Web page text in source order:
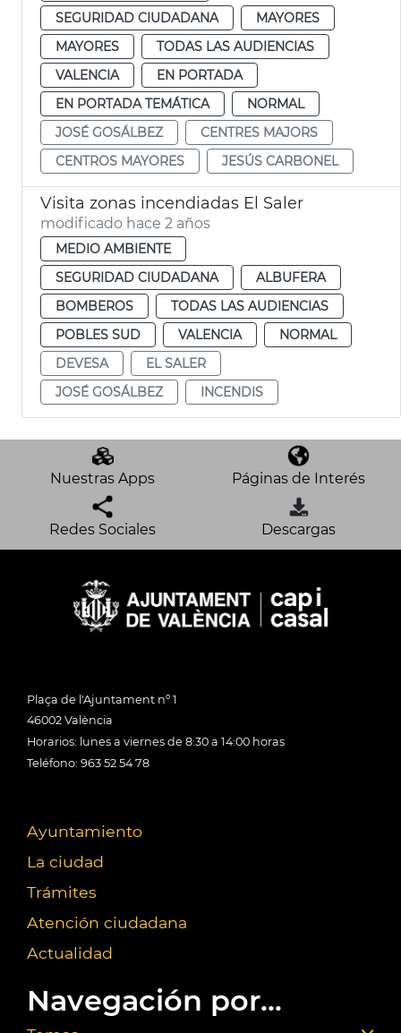
SEGURIDAD CIUDADANA
MAYORES
MAYORES
TODAS LAS AUDIENCIAS
VALENCIA
EN PORTADA
EN PORTADA TEMÁTICA
NORMAL
JOSÉ GOSÁLBEZ
CENTRES MAJORS
CENTROS MAYORES
JESÚS CARBONEL
Visita zonas incendiadas El Saler
modificado hace 2 años
MEDIO AMBIENTE
SEGURIDAD CIUDADANA
ALBUFERA
BOMBEROS
TODAS LAS AUDIENCIAS
POBLES SUD
VALENCIA
NORMAL
DEVESA
EL SALER
JOSÉ GOSÁLBEZ
INCENDIS
Nuestras Apps Páginas de Interés
Redes Sociales Descargas
Plaça de l'Ajuntament nº 1
46002 València
Horarios: lunes a viernes de 8:30 a 14:00 horas
Teléfono: 963 52 54 78
Ayuntamiento
La ciudad
Trámites
Atención ciudadana
Actualidad
Navegación por...